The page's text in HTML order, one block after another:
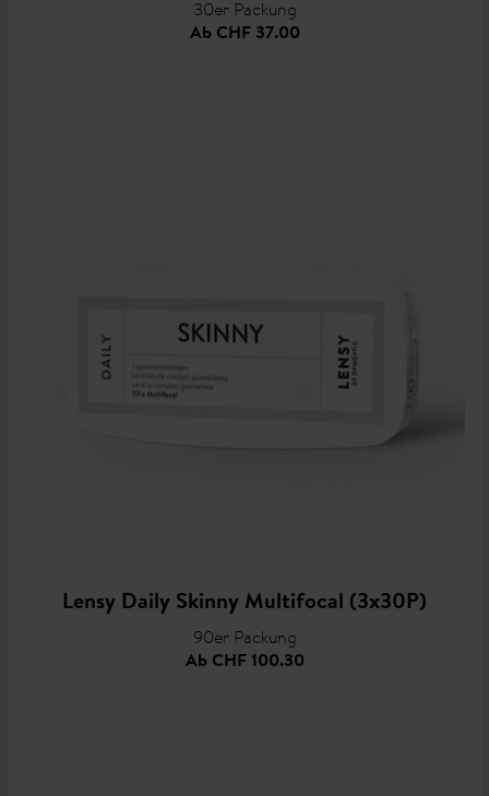
30er Packung
AbCHF 37.00
Lensy Daily Skinny Multifocal (3x30P)
90er Packung
AbCHF 100.30